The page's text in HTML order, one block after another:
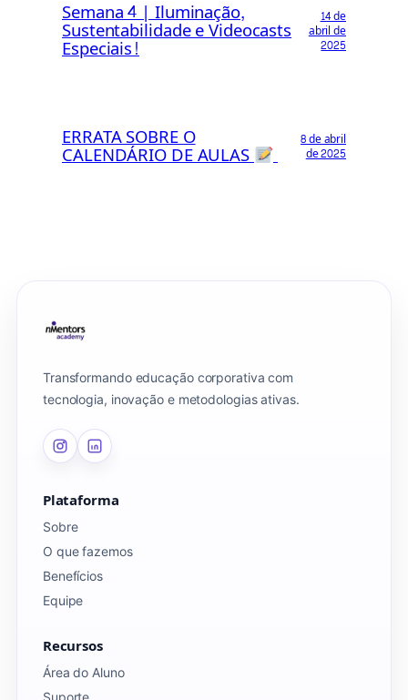
Semana 4 | Iluminação,
Sustentabilidade e Videocasts
Especiais!
14 de
abril de
2025
ERRATA SOBRE O
CALENDÁRIO DE AULAS
8 de abril
de 2025
Transformando educação corporativa com
tecnologia, inovação e metodologias ativas.
Plataforma
Sobre
O que fazemos
Benefícios
Equipe
Recursos
Área do Aluno
Suporte